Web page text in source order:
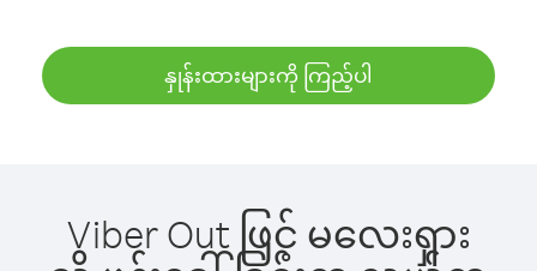
နှုန်းထားများကို ကြည့်ပါ
Viber Out ဖြင့် မလေးရှား